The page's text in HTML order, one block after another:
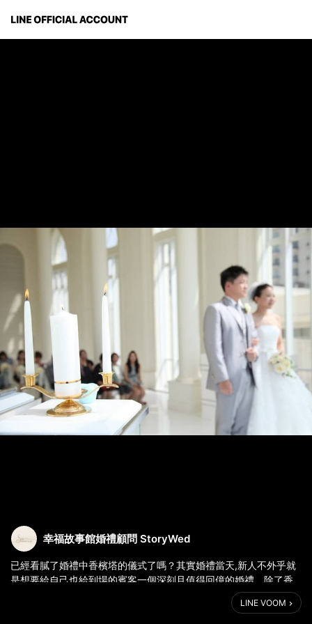
幸福故事館婚禮顧問 StoryWed
已經看膩了婚禮中香檳塔的儀式了嗎？其實婚禮當天,新人不外乎就
是想要給自己也給到場的賓客一個深刻且值得回億的婚禮，除了香
http://www.storywed.com.tw/special/ins.php?
LINE VOOM